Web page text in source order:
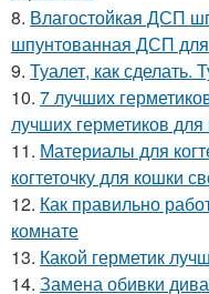
8. Влагостойкая ДСП
шпунтованная ДСП для
9. Туалет, как
10. 7 лучших
лучших герметиков
11. Материалы для
когтеточку для кошки
12. Как правильно
комнате
13. Какой герметик
14. Замена обивки